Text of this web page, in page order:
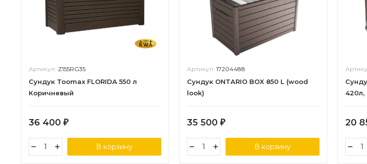
Артикул: Z155RG35
Сундук Toomax FLORIDA 550 л
Коричневый
36 400 ₽
В корзину
Артикул: 17204488
Сундук ONTARIO BOX 850 L (wood
look)
35 500 ₽
В корзину
420л,
20